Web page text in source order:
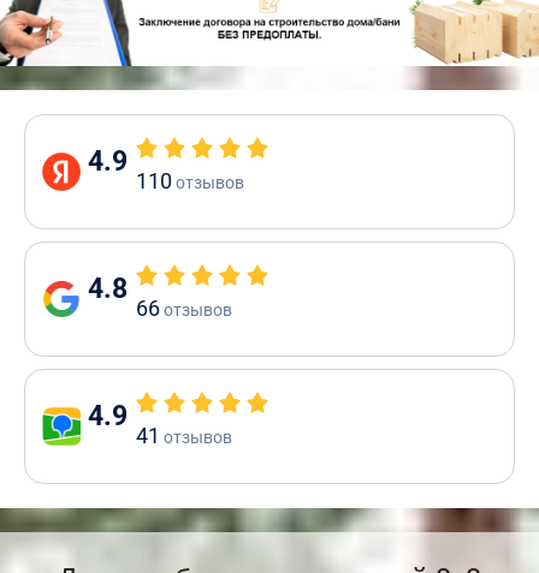
4.9
110отзывов
4.8
66отзывов
4.9
41 отзывов